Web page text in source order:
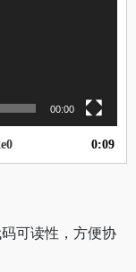
00:00
0:09
可读性，方便协